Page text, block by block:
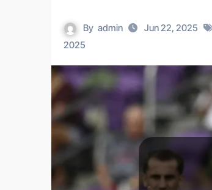
By admin Jun 22, 2025
2025